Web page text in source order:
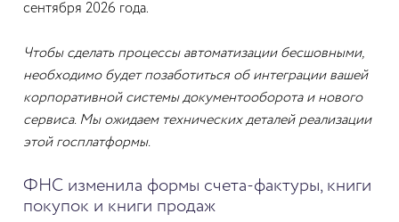
сентября 2026 года.
Чтобы сделать процессы автоматизации бесшовными,
необходимо будет позаботиться об интеграции вашей
корпоративной системы документооборота и нового
сервиса. Мы ожидаем технических деталей реализации
этой госплатформы.
ФНС изменила формы счета-фактуры, книги
покупок и книги продаж